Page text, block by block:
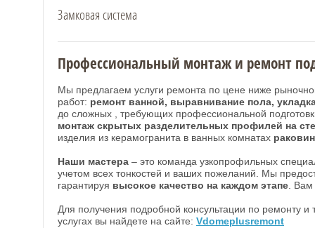
Замковая система
Профессиональный монтаж и ремонт
Мы предлагаем услуги ремонта по цене ниже
работ: ремонт ванной, выравнивание пола,
до сложных , требующих профессиональной
монтаж скрытых разделительных профилей на
изделия из керамогранита в ванных комнатах
Наши мастера – это команда узкопрофильных
учетом всех тонкостей и ваших пожеланий. Мы
гарантируя высокое качество на каждом этапе. Вам
Для получения подробной консультации по ремонту
услугах вы найдете на сайте: Vdomeplusremont